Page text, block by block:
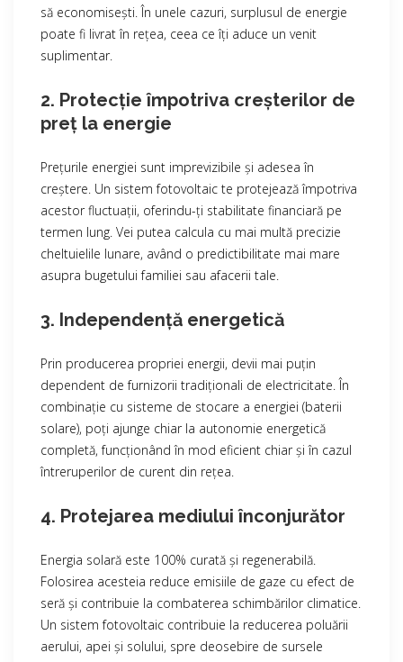
să economisești. În unele cazuri, surplusul de energie
poate fi livrat în rețea, ceea ce îți aduce un venit
suplimentar.
2. Protecție împotriva creșterilor de
preț la energie
Prețurile energiei sunt imprevizibile și adesea în
creștere. Un sistem fotovoltaic te protejează împotriva
acestor fluctuații, oferindu-ți stabilitate financiară pe
termen lung. Vei putea calcula cu mai multă precizie
cheltuielile lunare, având o predictibilitate mai mare
asupra bugetului familiei sau afacerii tale.
3. Independență energetică
Prin producerea propriei energii, devii mai puțin
dependent de furnizorii tradiționali de electricitate. În
combinație cu sisteme de stocare a energiei (baterii
solare), poți ajunge chiar la autonomie energetică
completă, funcționând în mod eficient chiar și în cazul
întreruperilor de curent din rețea.
4. Protejarea mediului înconjurător
Energia solară este 100% curată și regenerabilă.
Folosirea acesteia reduce emisiile de gaze cu efect de
seră și contribuie la combaterea schimbărilor climatice.
Un sistem fotovoltaic contribuie la reducerea poluării
aerului, apei și solului, spre deosebire de sursele